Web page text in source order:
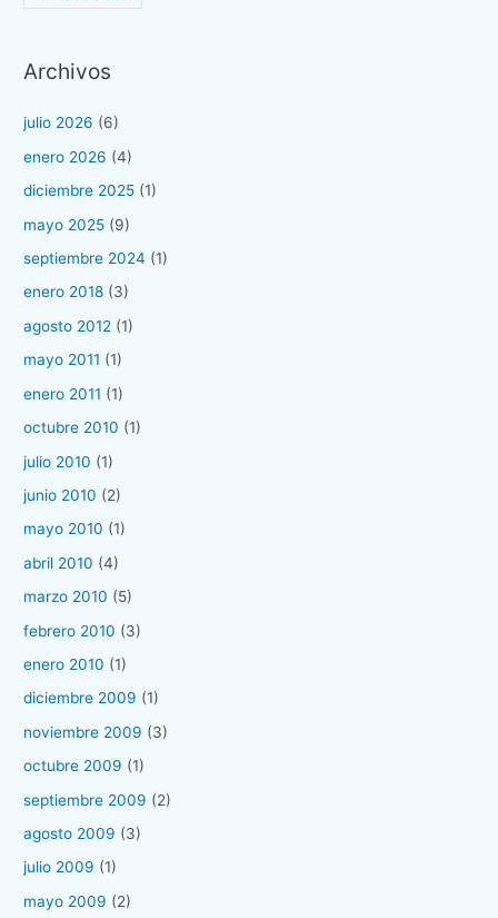
Archivos
julio 2026 (6)
enero 2026 (4)
diciembre 2025 (1)
mayo 2025 (9)
septiembre 2024 (1)
enero 2018 (3)
agosto 2012 (1)
mayo 2011 (1)
enero 2011 (1)
octubre 2010 (1)
julio 2010 (1)
junio 2010 (2)
mayo 2010 (1)
abril 2010 (4)
marzo 2010 (5)
febrero 2010 (3)
enero 2010 (1)
diciembre 2009 (1)
noviembre 2009 (3)
octubre 2009 (1)
septiembre 2009 (2)
agosto 2009 (3)
julio 2009 (1)
mayo 2009 (2)